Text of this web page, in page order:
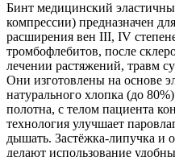
Бинт медицинский
компрессии) предназначен
расширения вен III, IV
тромбофлебитов, после
лечении растяжений, травм
Они изготовлены на основе
натурального хлопка (до
полотна, с телом пациента
технология улучшает
дышать. Застёжка-липучка и
делают использование